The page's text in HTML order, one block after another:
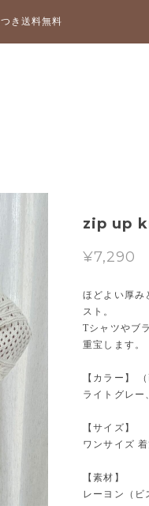
き送料無料
zip up
¥7,290
ほどよい厚み
スト。
Tシャツやブ
重宝します。
【カラー】
ライトグレー
【サイズ】
ワンサイズ
【素材】
レーヨン（ビ